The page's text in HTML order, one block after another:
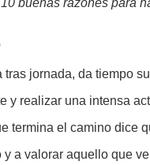
jornada, da tiempo
y realizar una intensa
termina el camino dice
a valorar aquello que